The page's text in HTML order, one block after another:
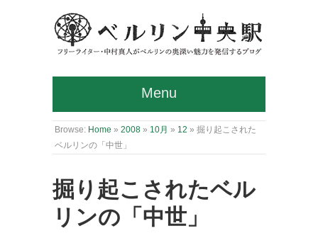
Menu
Browse: Home » 2008 » 10月 » 12 » 掘り起こされた
ベルリンの「中世」
掘り起こされたベル
リンの「中世」